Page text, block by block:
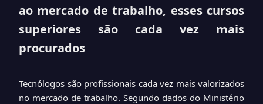
ao mercado de trabalho, esses cursos
superiores são cada vez mais
procurados
Tecnólogos são profissionais cada vez mais valorizados
no mercado de trabalho. Segundo dados do Ministério